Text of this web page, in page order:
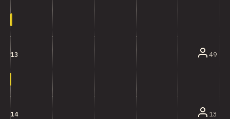
13 49
14 13